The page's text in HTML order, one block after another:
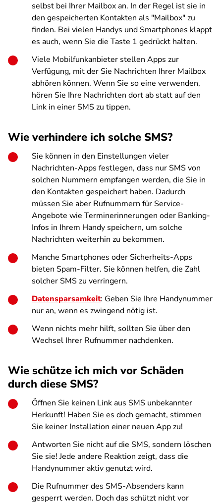
selbst bei Ihrer Mailbox an. In der Regel ist sie in
den gespeicherten Kontakten als "Mailbox" zu
finden. Bei vielen Handys und Smartphones klappt
es auch, wenn Sie die Taste 1 gedrückt halten.
Viele Mobilfunkanbieter stellen Apps zur
Verfügung, mit der Sie Nachrichten Ihrer Mailbox
abhören können. Wenn Sie so eine verwenden,
hören Sie Ihre Nachrichten dort ab statt auf den
Link in einer SMS zu tippen.
Wie verhindere ich solche SMS?
Sie können in den Einstellungen vieler
Nachrichten-Apps festlegen, dass nur SMS von
solchen Nummern empfangen werden, die Sie in
den Kontakten gespeichert haben. Dadurch
müssen Sie aber Rufnummern für Service-
Angebote wie Terminerinnerungen oder Banking-
Infos in Ihrem Handy speichern, um solche
Nachrichten weiterhin zu bekommen.
Manche Smartphones oder Sicherheits-Apps
bieten Spam-Filter. Sie können helfen, die Zahl
solcher SMS zu verringern.
Datensparsamkeit: Geben Sie Ihre Handynummer
nur an, wenn es zwingend nötig ist.
Wenn nichts mehr hilft, sollten Sie über den
Wechsel Ihrer Rufnummer nachdenken.
Wie schütze ich mich vor Schäden
durch diese SMS?
Öffnen Sie keinen Link aus SMS unbekannter
Herkunft! Haben Sie es doch gemacht, stimmen
Sie keiner Installation einer neuen App zu!
Antworten Sie nicht auf die SMS, sondern löschen
Sie sie! Jede andere Reaktion zeigt, dass die
Handynummer aktiv genutzt wird.
Die Rufnummer des SMS-Absenders kann
gesperrt werden. Doch das schützt nicht vor